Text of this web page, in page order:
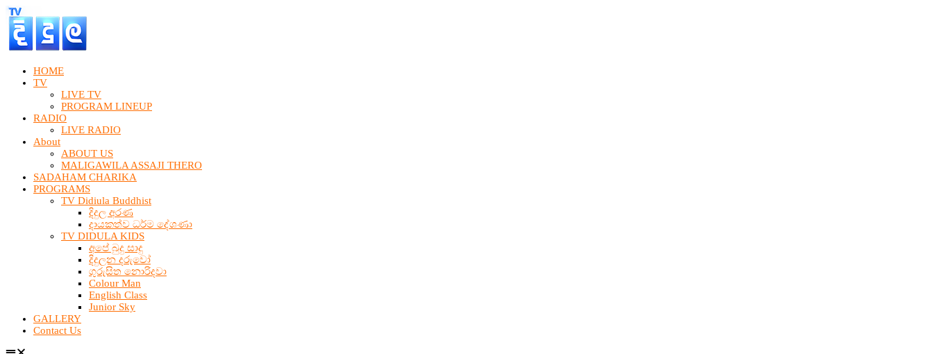
HOME
TV
LIVE TV
PROGRAM LINEUP
RADIO
LIVE RADIO
About
ABOUT US
MALIGAWILA ASSAJI THERO
SADAHAM CHARIKA
PROGRAMS
TV Didiula Buddhist
දිදුල අරණ
දායකත්ව ධර්ම දේශණා
TV DIDULA KIDS
අපේ බුදු සාදු
දිදුලන දරුවෝ
ගුරුසිත නොරිදවා
Colour Man
English Class
Junior Sky
GALLERY
Contact Us